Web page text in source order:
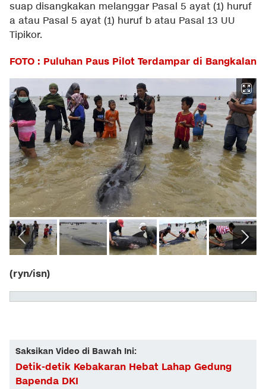
suap disangkakan melanggar Pasal 5 ayat (1) huruf
a atau Pasal 5 ayat (1) huruf b atau Pasal 13 UU
Tipikor.
FOTO : Puluhan Paus Pilot Terdampar di Bangkalan
(ryn/isn)
Saksikan Video di Bawah Ini:
Detik-detik Kebakaran Hebat Lahap Gedung
Bapenda DKI